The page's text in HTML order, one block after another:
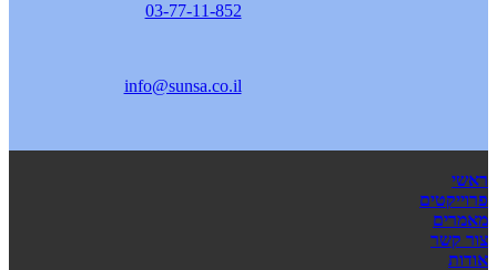
03-77-11-852
info@sunsa.co.il
ראשי
פרוייקטים
מאמרים
צור קשר
אודות